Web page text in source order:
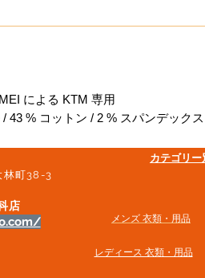
による KTM 専用
43 % コットン / 2 % スパンデックス
林町38-3​
店
カテゴリ
メンズ 衣類・用品
​レディース 衣類・用品